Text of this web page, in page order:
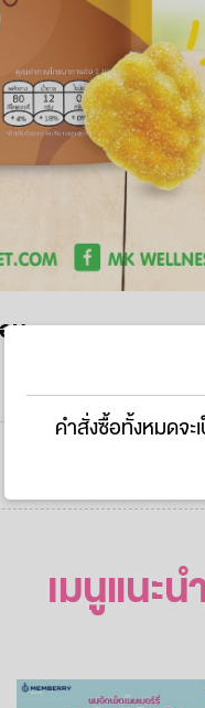
น
เมนูแนะน
คำสั่งซื้อทั้งหมดจะ